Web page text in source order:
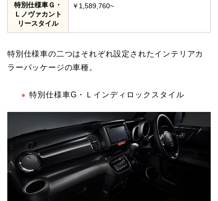
特別仕様車Ｇ・
Ｌノヴァカント
リースタイル
￥1,589,760~
特別仕様車の二つはそれぞれ設定されたインテリアカ
ラーパッケージの車種。
特別仕様車G・Ｌインディロックスタイル